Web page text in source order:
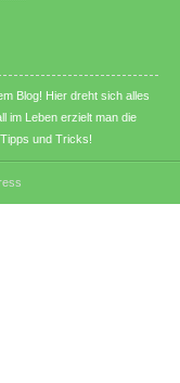
Blog! Hier dreht sich alles
im Leben erzielt man die
und Tricks!